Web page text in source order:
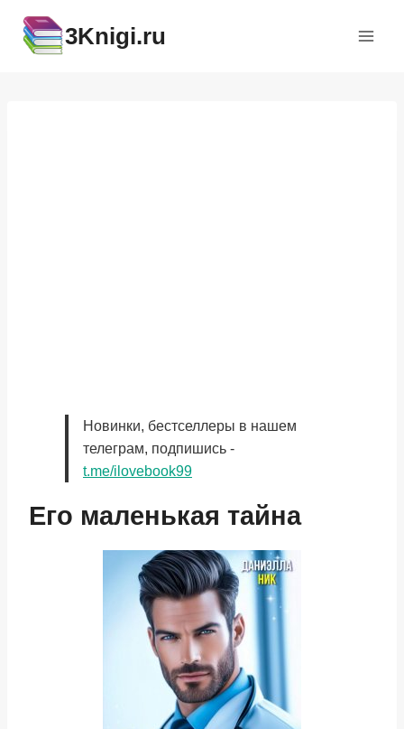
содержимому
3Knigi.ru
Новинки, бестселлеры в нашем
телеграм, подпишись -
t.me/ilovebook99
Его маленькая тайна